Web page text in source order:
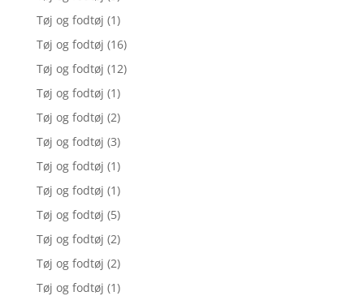
Tøj og fodtøj (1)
Tøj og fodtøj (16)
Tøj og fodtøj (12)
Tøj og fodtøj (1)
Tøj og fodtøj (2)
Tøj og fodtøj (3)
Tøj og fodtøj (1)
Tøj og fodtøj (1)
Tøj og fodtøj (5)
Tøj og fodtøj (2)
Tøj og fodtøj (2)
Tøj og fodtøj (1)